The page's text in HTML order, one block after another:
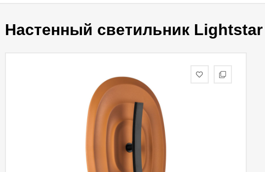
Настенный светильник Lightstar